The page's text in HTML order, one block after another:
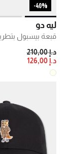
40%-
ليه دو
قبعة بيسبول
REDUCED FROM
د.إ 210,00
TO
د.إ 126,00